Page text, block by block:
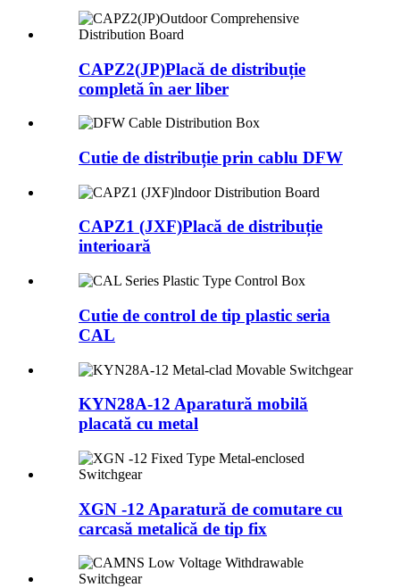
CAPZ2(JP)Placă de distribuție
completă în aer liber
Cutie de distribuție prin cablu DFW
CAPZ1 (JXF)Placă de distribuție
interioară
Cutie de control de tip plastic seria
CAL
KYN28A-12 Aparatură mobilă
placată cu metal
XGN -12 Aparatură de comutare cu
carcasă metalică de tip fix